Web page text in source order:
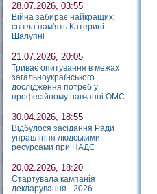
28.07.2026, 03:55
Війна забирає найкращих:
світла пам'ять Катерині
Шалупні
21.07.2026, 20:05
Триває опитування в межах
загальноукраїнського
дослідження потреб у
професійному навчанні ОМС
30.04.2026, 18:55
Відбулося засідання Ради
управління людськими
ресурсами при НАДС
20.02.2026, 18:20
Стартувала кампанія
декларування - 2026